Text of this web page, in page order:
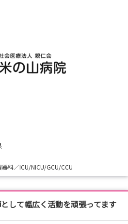
科／ICU/NICU/GCU/CCU
して幅広く活動を頑張ってます